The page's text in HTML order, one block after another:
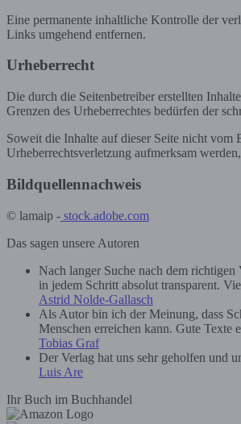
Eine permanente inhaltliche Kontrolle der
Links umgehend entfernen.
Urheberrecht
Die durch die Seitenbetreiber erstellten
Grenzen des Urheberrechtes bedürfen der
Soweit die Inhalte auf dieser Seite nicht vom
Urheberrechtsverletzung aufmerksam
Bildquellennachweis
© lamaip - stock.adobe.com
Das sagen unsere Autoren
Nach langer Suche nach dem
in jedem Schritt absolut transparent.
Astrid Nolde-Gallasch
Als Autor bin ich der Meinung, dass
Menschen erreichen kann. Gute Texte
Tobias Graf
Der Verlag hat uns sehr geholfen und
Luis Are
Ihr Buch im Buchhandel